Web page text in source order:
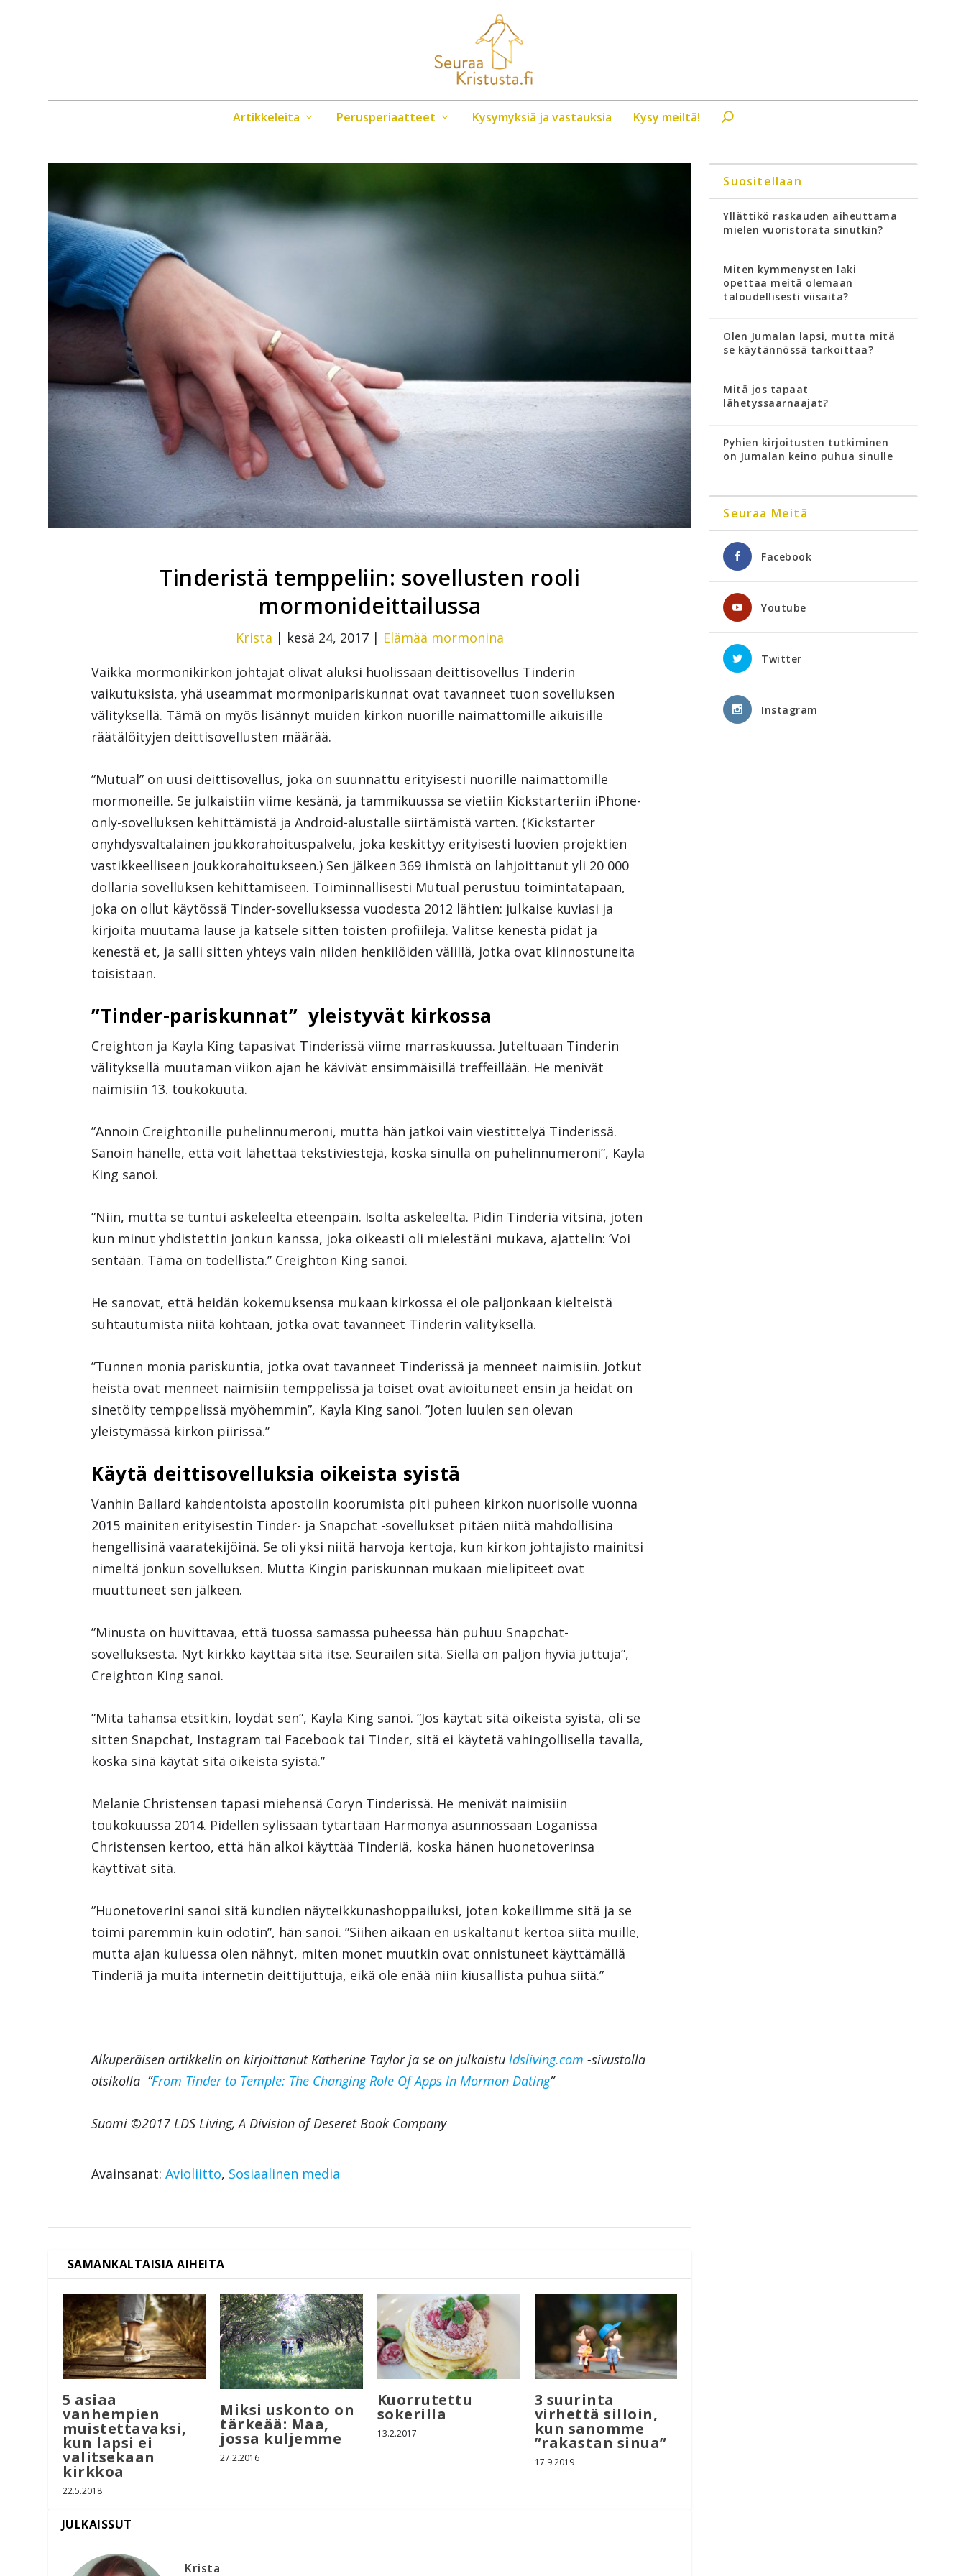
Artikkeleita Perusperiaatteet Kysymyksiä ja vastauksia Kysy meiltä!
Tinderistä temppeliin: sovellusten rooli
mormonideittailussa
Krista | kesä 24, 2017 | Elämää mormonina
Vaikka mormonikirkon johtajat olivat aluksi huolissaan deittisovellus Tinderin
vaikutuksista, yhä useammat mormonipariskunnat ovat tavanneet tuon sovelluksen
välityksellä. Tämä on myös lisännyt muiden kirkon nuorille naimattomille aikuisille
räätälöityjen deittisovellusten määrää.
”Mutual” on uusi deittisovellus, joka on suunnattu erityisesti nuorille naimattomille
mormoneille. Se julkaistiin viime kesänä, ja tammikuussa se vietiin Kickstarteriin iPhone-
only-sovelluksen kehittämistä ja Android-alustalle siirtämistä varten. (Kickstarter
onyhdysvaltalainen joukkorahoituspalvelu, joka keskittyy erityisesti luovien projektien
vastikkeelliseen joukkorahoitukseen.) Sen jälkeen 369 ihmistä on lahjoittanut yli 20 000
dollaria sovelluksen kehittämiseen. Toiminnallisesti Mutual perustuu toimintatapaan,
joka on ollut käytössä Tinder-sovelluksessa vuodesta 2012 lähtien: julkaise kuviasi ja
kirjoita muutama lause ja katsele sitten toisten profiileja. Valitse kenestä pidät ja
kenestä et, ja salli sitten yhteys vain niiden henkilöiden välillä, jotka ovat kiinnostuneita
toisistaan.
”Tinder-pariskunnat” yleistyvät kirkossa
Creighton ja Kayla King tapasivat Tinderissä viime marraskuussa. Juteltuaan Tinderin
välityksellä muutaman viikon ajan he kävivät ensimmäisillä treffeillään. He menivät
naimisiin 13. toukokuuta.
”Annoin Creightonille puhelinnumeroni, mutta hän jatkoi vain viestittelyä Tinderissä.
Sanoin hänelle, että voit lähettää tekstiviestejä, koska sinulla on puhelinnumeroni”, Kayla
King sanoi.
”Niin, mutta se tuntui askeleelta eteenpäin. Isolta askeleelta. Pidin Tinderiä vitsinä, joten
kun minut yhdistettin jonkun kanssa, joka oikeasti oli mielestäni mukava, ajattelin: ’Voi
sentään. Tämä on todellista.” Creighton King sanoi.
He sanovat, että heidän kokemuksensa mukaan kirkossa ei ole paljonkaan kielteistä
suhtautumista niitä kohtaan, jotka ovat tavanneet Tinderin välityksellä.
”Tunnen monia pariskuntia, jotka ovat tavanneet Tinderissä ja menneet naimisiin. Jotkut
heistä ovat menneet naimisiin temppelissä ja toiset ovat avioituneet ensin ja heidät on
sinetöity temppelissä myöhemmin”, Kayla King sanoi. ”Joten luulen sen olevan
yleistymässä kirkon piirissä.”
Käytä deittisovelluksia oikeista syistä
Vanhin Ballard kahdentoista apostolin koorumista piti puheen kirkon nuorisolle vuonna
2015 mainiten erityisestin Tinder- ja Snapchat -sovellukset pitäen niitä mahdollisina
hengellisinä vaaratekijöinä. Se oli yksi niitä harvoja kertoja, kun kirkon johtajisto mainitsi
nimeltä jonkun sovelluksen. Mutta Kingin pariskunnan mukaan mielipiteet ovat
muuttuneet sen jälkeen.
”Minusta on huvittavaa, että tuossa samassa puheessa hän puhuu Snapchat-
sovelluksesta. Nyt kirkko käyttää sitä itse. Seurailen sitä. Siellä on paljon hyviä juttuja”,
Creighton King sanoi.
”Mitä tahansa etsitkin, löydät sen”, Kayla King sanoi. ”Jos käytät sitä oikeista syistä, oli se
sitten Snapchat, Instagram tai Facebook tai Tinder, sitä ei käytetä vahingollisella tavalla,
koska sinä käytät sitä oikeista syistä.”
Melanie Christensen tapasi miehensä Coryn Tinderissä. He menivät naimisiin
toukokuussa 2014. Pidellen sylissään tytärtään Harmonya asunnossaan Loganissa
Christensen kertoo, että hän alkoi käyttää Tinderiä, koska hänen huonetoverinsa
käyttivät sitä.
”Huonetoverini sanoi sitä kundien näyteikkunashoppailuksi, joten kokeilimme sitä ja se
toimi paremmin kuin odotin”, hän sanoi. ”Siihen aikaan en uskaltanut kertoa siitä muille,
mutta ajan kuluessa olen nähnyt, miten monet muutkin ovat onnistuneet käyttämällä
Tinderiä ja muita internetin deittijuttuja, eikä ole enää niin kiusallista puhua siitä.”
Alkuperäisen artikkelin on kirjoittanut Katherine Taylor ja se on julkaistuldsliving.com -sivustolla
otsikolla ”From Tinder to Temple: The Changing Role Of Apps In Mormon Dating”
Suomi ©2017 LDS Living, A Division of Deseret Book Company
Avainsanat:Avioliitto, Sosiaalinen media
5 asiaa
vanhempien
muistettavaksi,
kun lapsi ei
valitsekaan
kirkkoa
22.5.2018
Miksi uskonto on
tärkeää: Maa,
jossa kuljemme
27.2.2016
Kuorrutettu
sokerilla
13.2.2017
3 suurinta
virhettä silloin,
kun sanomme
”rakastan sinua”
17.9.2019
Krista
Suositellaan
Yllättikö raskauden aiheuttama
mielen vuoristorata sinutkin?
Miten kymmenysten laki
opettaa meitä olemaan
taloudellisesti viisaita?
Olen Jumalan lapsi, mutta mitä
se käytännössä tarkoittaa?
Mitä jos tapaat
lähetyssaarnaajat?
Pyhien kirjoitusten tutkiminen
on Jumalan keino puhua sinulle
Seuraa Meitä
Facebook
Youtube
Twitter
Instagram